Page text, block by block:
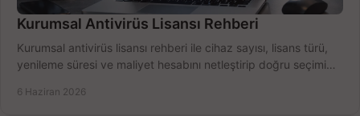
Kurumsal Antivirüs Lisansı Rehberi
Kurumsal antivirüs lisansı rehberi ile cihaz sayısı, lisans türü,
yenileme süresi ve maliyet hesabını netleştirip doğru seçimi
6 Haziran 2026